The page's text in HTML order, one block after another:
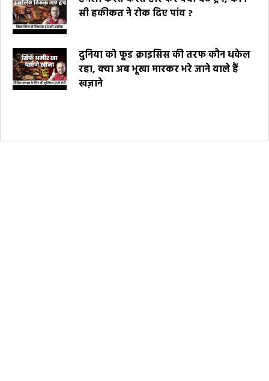
सी हकीकत ने रोक दिए पांव ?
दुनिया को फूड क्राइसिस की तरफ कौन धकेल
रहा, क्या अब भूखा मारकर भरे जाने वाले हैं
खज़ाने